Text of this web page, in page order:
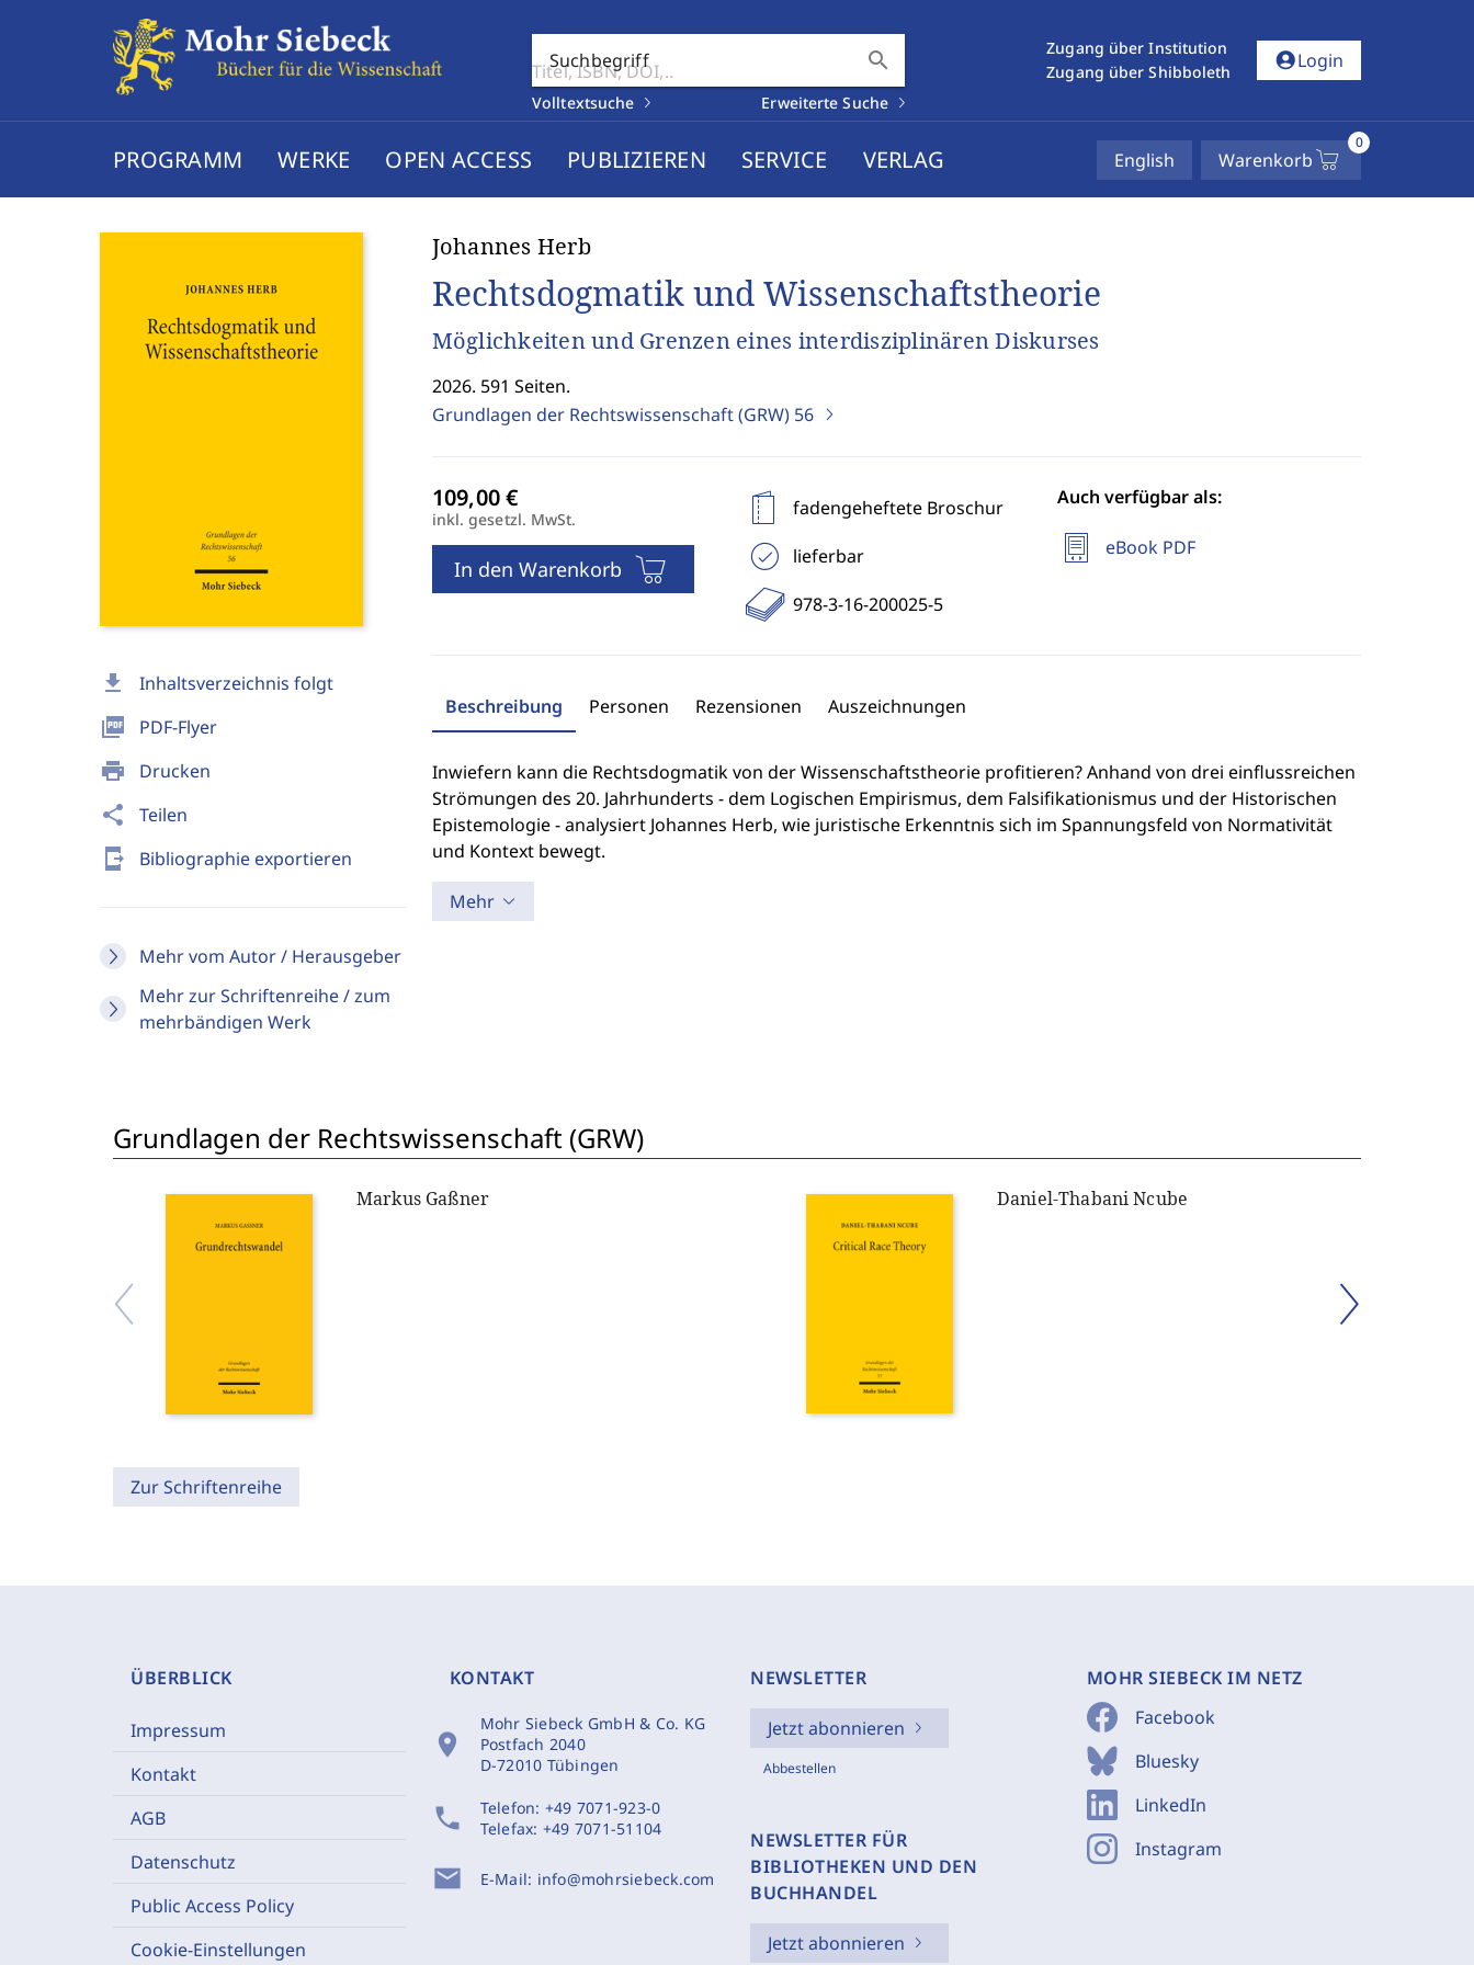
Suchbegriff search
Volltextsuche Erweiterte Suche
Zugang über Institution
Zugang über Shibboleth
account_circleLogin
PROGRAMM WERKE OPEN ACCESS PUBLIZIEREN SERVICE VERLAG English Warenkorb
0
download Inhaltsverzeichnis folgt
picture_as_pdf PDF-Flyer
print Drucken
share Teilen
send_to_mobile Bibliographie exportieren
Mehr vom Autor / Herausgeber
Mehr zur Schriftenreihe / zum
mehrbändigen Werk
Johannes Herb
Rechtsdogmatik und Wissenschaftstheorie
Möglichkeiten und Grenzen eines interdisziplinären Diskurses
2026. 591 Seiten.
Grundlagen der Rechtswissenschaft (GRW) 56
inkl. gesetzl. MwSt.
In den Warenkorb
fadengeheftete Broschur
lieferbar
978-3-16-200025-5
Auch verfügbar als:
eBook PDF
Beschreibung Personen Rezensionen Auszeichnungen
Inwiefern kann die Rechtsdogmatik von der Wissenschaftstheorie profitieren? Anhand von drei einflussreichen
Strömungen des 20. Jahrhunderts - dem Logischen Empirismus, dem Falsifikationismus und der Historischen
Epistemologie - analysiert Johannes Herb, wie juristische Erkenntnis sich im Spannungsfeld von Normativität
und Kontext bewegt.
Mehr
Grundlagen der Rechtswissenschaft (GRW)
Markus Gaßner Daniel-Thabani Ncube
Zur Schriftenreihe
ÜBERBLICK
Impressum
Kontakt
AGB
Datenschutz
Public Access Policy
Cookie-Einstellungen
KONTAKT
location_on
Mohr Siebeck GmbH & Co. KG
Postfach 2040
D-72010 Tübingen
phone Telefon: +49 7071-923-0
Telefax: +49 7071-51104
mail E-Mail: info@mohrsiebeck.com
NEWSLETTER
Jetzt abonnieren
Abbestellen
NEWSLETTER FÜR
BIBLIOTHEKEN UND DEN
BUCHHANDEL
Jetzt abonnieren
MOHR SIEBECK IM NETZ
Facebook
Bluesky
LinkedIn
Instagram